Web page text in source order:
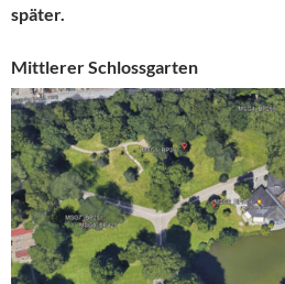
später.
Mittlerer Schlossgarten